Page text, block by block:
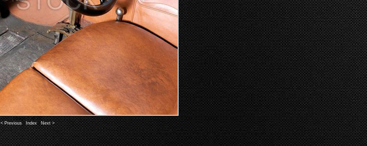
Image 5 of 20
< Previous| Index |Next >